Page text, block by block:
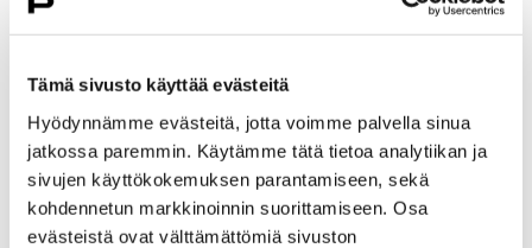
Tämä sivusto käyttää evästeitä
Hyödynnämme evästeitä, jotta voimme palvella sinua
jatkossa paremmin. Käytämme tätä tietoa analytiikan ja
sivujen käyttökokemuksen parantamiseen, sekä
kohdennetun markkinoinnin suorittamiseen. Osa
evästeistä ovat välttämättömiä sivuston
Etusivu
Hyvinvointi
Yhdistyksille ja seuroille
Yhdistysillan 10.4.2025 työpajan yhteenveto
Yhdistysillan 10.4.2025
työpajan yhteenveto